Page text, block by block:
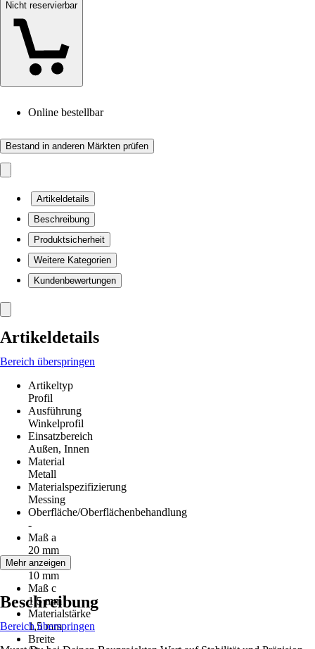
Nicht reservierbar
Online bestellbar
Bestand in anderen Märkten prüfen
Artikeldetails
Beschreibung
Produktsicherheit
Weitere Kategorien
Kundenbewertungen
Artikeldetails
Bereich überspringen
Artikeltyp
Profil
Ausführung
Winkelprofil
Einsatzbereich
Außen, Innen
Material
Metall
Materialspezifizierung
Messing
Oberfläche/Oberflächenbehandlung
-
Maß a
20 mm
Maß b
10 mm
Maß c
1,5 mm
Materialstärke
1,5 mm
Breite
Mehr anzeigen
Beschreibung
Bereich überspringen